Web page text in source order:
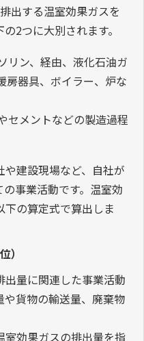
出する温室効果ガスを
2つに大別されます。
リン、経由、液化石油ガ
房器具、ボイラー、炉な
セメントなどの製造過程
建設現場など、自社が
事業活動です。温室効
の算定式で算出しま
）
量に関連した事業活動
や貨物の輸送量、廃棄物
効果ガスの排出量を指